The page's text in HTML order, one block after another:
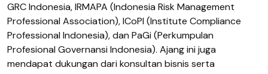
GRC Indonesia, IRMAPA (Indonesia Risk Management
Professional Association), ICoPI (Institute Compliance
Professional Indonesia), dan PaGi (Perkumpulan
Profesional Governansi Indonesia). Ajang ini juga
mendapat dukungan dari konsultan bisnis serta